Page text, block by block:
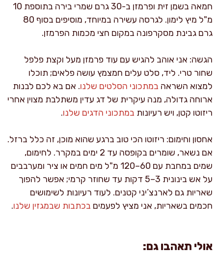
חמאה בשמן זית ופרמזן ב-30 גרם שמרי בירה בתוספת 10
מ"ל מיץ לימון. לגרסה עשירה במיוחד, מוסיפים בסוף 80
גרם גבינת מסקרפונה במקום חצי מכמות הפרמזן.
הגשה: אני אוהב להגיש עם עוד פרמזן מעל וקצת פלפל
שחור טרי. ליד, סלט עלים חמצמץ עושה פלאים; תוכלו
למצוא השראה במתכוני הסלטים שלנו. אם בא לכם לבנות
ארוחה גדולה, מנה עיקרית של דג עדין משתלבת מצוין אחרי
ריזוטו קטן, ויש רעיונות במתכוני הדגים שלנו.
אחסון וחימום: ריזוטו הכי טוב ברגע שהוא מוכן, זה כלל ברזל.
אם נשאר, שומרים בקופסה עד 2 ימים במקרר. לחימום,
שמים במחבת עם 60–120 מ"ל מים חמים או ציר ומערבבים
על אש בינונית 3–5 דקות עד שחוזר קרמי; אפשר להפוך
שאריות גם לארנצ’יני קטנים. לעוד רעיונות לשימושים
חכמים בשאריות, אני מציץ לפעמים בכתבות שבמגזין שלנו.
אולי תאהבו גם: